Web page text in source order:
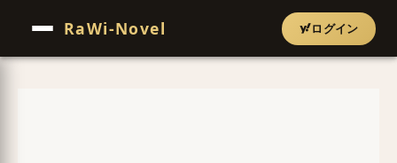
RaWi-Novel ログイン